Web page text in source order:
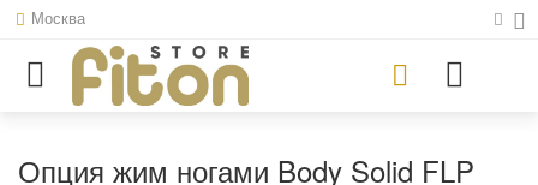
Москва
Опция жим ногами Body Solid FLP